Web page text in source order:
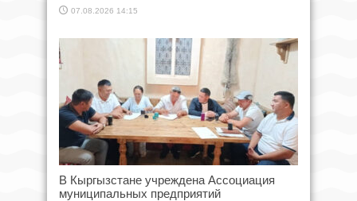
07.08.2026 14:15
В Кыргызстане учреждена Ассоциация
муниципальных предприятий